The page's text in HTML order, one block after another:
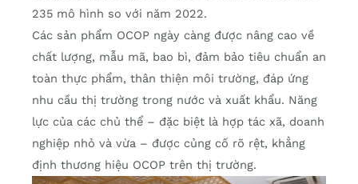
235 mô hình so với năm 2022.
Các sản phẩm OCOP ngày càng được nâng cao về
chất lượng, mẫu mã, bao bì, đảm bảo tiêu chuẩn an
toàn thực phẩm, thân thiện môi trường, đáp ứng
nhu cầu thị trường trong nước và xuất khẩu. Năng
lực của các chủ thể – đặc biệt là hợp tác xã, doanh
nghiệp nhỏ và vừa – được củng cố rõ rệt, khẳng
định thương hiệu OCOP trên thị trường.